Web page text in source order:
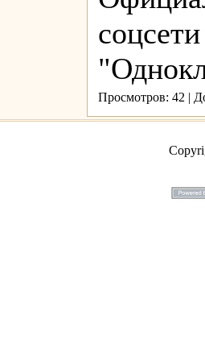
соцсети
Просмотров: 42 |